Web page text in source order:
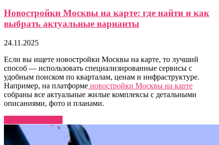
Новостройки Москвы на карте: где найти и как
выбрать актуальные варианты
24.11.2025
Если вы ищете новостройки Москвы на карте, то лучший
способ — использовать специализированные сервисы с
удобным поиском по кварталам, ценам и инфраструктуре.
Например, на платформе новостройки Москвы на карте
собраны все актуальные жилые комплексы с детальными
описаниями, фото и планами.